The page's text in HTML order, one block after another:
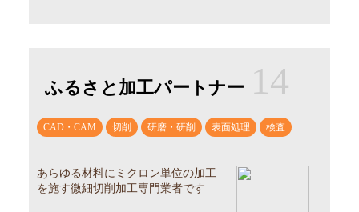
ふるさと加工パートナー 14
CAD・CAM 切削 研磨・研削 表面処理 検査
あらゆる材料にミクロン単位の加工
を施す微細切削加工専門業者です